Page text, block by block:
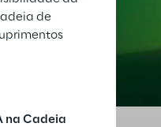
de
na Cadeia